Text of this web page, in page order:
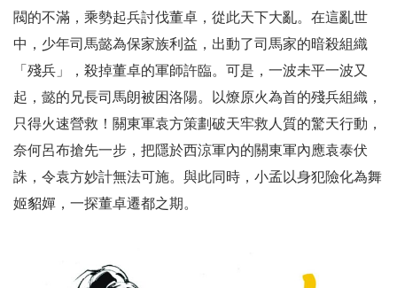
閥的不滿，乘勢起兵討伐董卓，從此天下大亂。在這亂世
中，少年司馬懿為保家族利益，出動了司馬家的暗殺組織
「殘兵」，殺掉董卓的軍師許臨。可是，一波未平一波又
起，懿的兄長司馬朗被困洛陽。以燎原火為首的殘兵組織，
只得火速營救！關東軍袁方策劃破天牢救人質的驚天行動，
奈何呂布搶先一步，把隱於西涼軍內的關東軍內應袁泰伏
誅，令袁方妙計無法可施。與此同時，小孟以身犯險化為舞
姬貂嬋，一探董卓遷都之期。